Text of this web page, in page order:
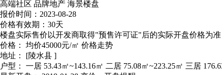
高端社区 品牌地产 海景楼盘
报价时间：2023-08-28
价格有效期：30天
楼盘实际售价以开发商取得"预售许可证"后的实际开盘价格为准
价格：
均价45000元/㎡ 价格走势
地址：
[陵水县 ]
户型：
一居 53.43㎡~143.16㎡ 二居 75.08㎡~223.25㎡ 三居